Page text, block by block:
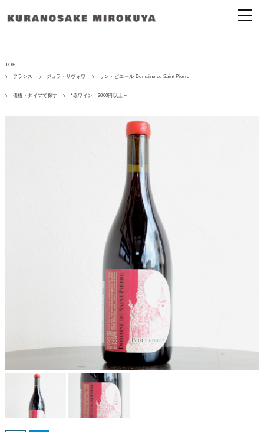
TOP
フランス ジュラ・サヴォワ サン・ピエール Domaine de Saint Pierre
価格・タイプで探す *赤ワイン 3000円以上～